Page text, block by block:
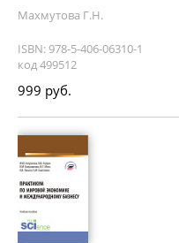
Махмутова Г.Н.
ISBN: 978-5-406-06310-1
код 499512
999 руб.